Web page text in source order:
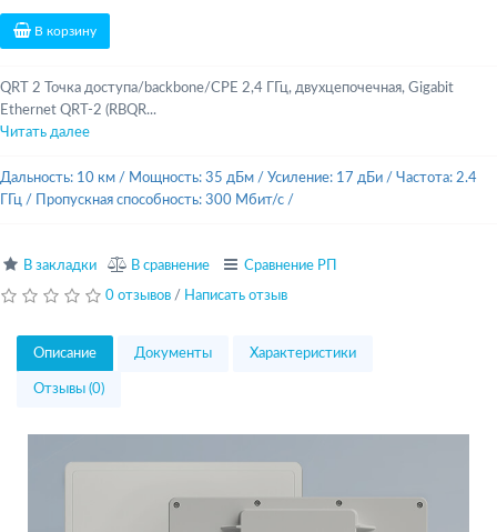
В корзину
QRT 2 Точка доступа/backbone/CPE 2,4 ГГц, двухцепочечная, Gigabit
Ethernet QRT-2 (RBQR...
Читать далее
Дальность: 10 км / Мощность: 35 дБм / Усиление: 17 дБи / Частота: 2.4
ГГц / Пропускная способность: 300 Мбит/с /
В закладки В сравнение Сравнение РП
0 отзывов / Написать отзыв
Описание Документы Характеристики
Отзывы (0)